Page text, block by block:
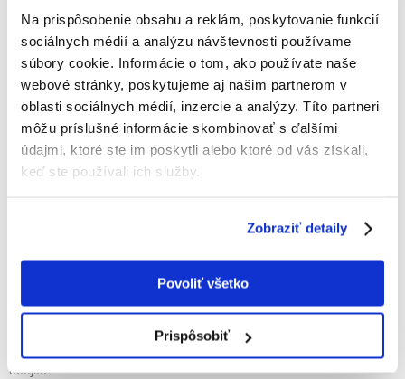
Na prispôsobenie obsahu a reklám, poskytovanie funkcií
sociálnych médií a analýzu návštevnosti používame
súbory cookie. Informácie o tom, ako používate naše
webové stránky, poskytujeme aj našim partnerom v
oblasti sociálnych médií, inzercie a analýzy. Títo partneri
môžu príslušné informácie skombinovať s ďalšími
údajmi, ktoré ste im poskytli alebo ktoré od vás získali,
keď ste používali ich služby.
Zobraziť detaily
Povoliť všetko
Prispôsobiť
Popis
Obojok Insekticídny obojok TICK OFF pre psy a šteňatá staršie ako
3 mesiace, 35 cm dlhý.
Insekticídne obojky odpudzujú a/alebo ničia kliešte a dospelé blchy.
Vďaka inovatívnym polymérom, ktoré nepretržite uvoľňujú účinné
ektoparazitmi. Tento inovatívny polymér pomaly uvoľňuje účinné látky,
čím poskytuje dlhodobú ochranu pred napadnutím ektoparazitmi.
Obojok obsahujetri účinné látky: deltametrín (paralyzuje kliešte),
cypermetrín (narúša nervové vedenie hmyzu) a geraniol (odpudzuje
Obojok je vyrobený
dizajn zvyšuje estetickú hodnotu. Nastaviteľná dĺžka sa prispôsobí
obvodu krku psa. Spona zaisťuje bezpečné zapínanie a zabraňuje strate
obojku.